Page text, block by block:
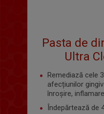
Pasta de
Ultra
Remediază cele
afecțiunilor
înroșire,
Îndepărtează de